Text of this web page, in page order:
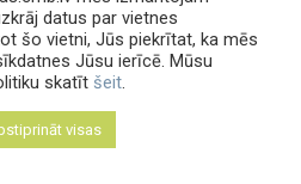
datus par vietnes
šo vietni, Jūs piekrītat, ka mēs
Jūsu ierīcē. Mūsu
skatīt šeit.
visas
chaty